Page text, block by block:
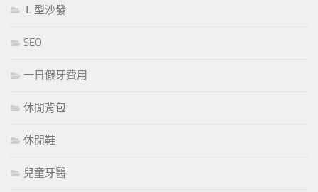
Ｌ型沙發
SEO
一日假牙費用
休閒背包
休閒鞋
兒童牙醫